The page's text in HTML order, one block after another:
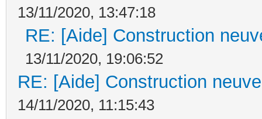
13/11/2020, 13:47:18
RE: [Aide] Construction
13/11/2020, 19:06:52
RE: [Aide] Construction
14/11/2020, 11:15:43